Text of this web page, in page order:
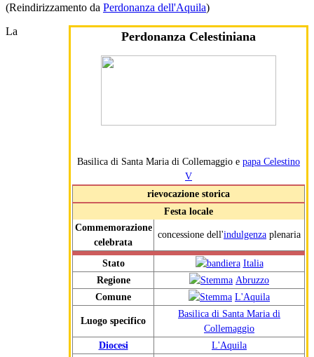
(Reindirizzamento da Perdonanza dell'Aquila)
Perdonanza Celestiniana
Basilica di Santa Maria di Collemaggio e papa Celestino
V
rievocazione storica
Festa locale
Commemorazione
celebrata
concessione dell'indulgenza plenaria
Stato
Italia
Regione
Abruzzo
Comune
L'Aquila
Luogo specifico
Basilica di Santa Maria di
Collemaggio
Diocesi
L'Aquila
La